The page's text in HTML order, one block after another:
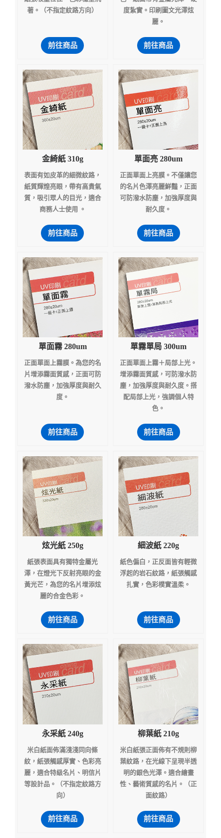
著。（不指定紋路方向）
前往商品
度紮實。印刷圖文光澤炫
麗。
前往商品
金綺紙 310g
表面有如皮革的細微紋路，
紙質輝煌亮眼，帶有高貴氣
質，吸引眾人的目光，適合
商務人士使用 。
前往商品
單面亮 280um
正面單面上亮膜。不僅讓您
的名片色澤亮麗鮮豔，正面
可防潑水防塵，加強厚度與
耐久度。
前往商品
單面霧 280um
正面單面上霧膜。為您的名
片增添霧面質感，正面可防
潑水防塵，加強厚度與耐久
度。
前往商品
單霧單局 300um
正面單面上霧＋局部上光。
增添霧面質感，可防潑水防
塵，加強厚度與耐久度。搭
配局部上光，強調個人特
色。
前往商品
炫光紙 250g
紙張表面具有獨特金屬光
澤，在燈光下反射亮眼的金
黃光芒，為您的名片增添炫
麗的合金色彩。
前往商品
細波紙 220g
紙色偏白，正反面皆有輕微
浮起的岩石紋路，紙張觸感
扎實，色彩樸實溫柔。
前往商品
永采紙 240g
米白紙面佈滿淺淺同向條
紋，紙張觸感厚實、色彩亮
麗，適合特級名片、明信片
等設計品。（不指定紋路方
向）
前往商品
柳葉紙 210g
米白紙張正面佈有不規則柳
葉紋路，在光線下呈現半透
明的銀色光澤。適合繪畫
性、藝術質感的名片。（正
面紋路）
前往商品